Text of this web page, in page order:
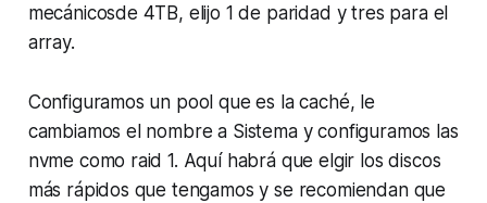
mecánicosde 4TB, elijo 1 de paridad y tres para el
array.
Configuramos un pool que es la caché, le
cambiamos el nombre a Sistema y configuramos las
nvme como raid 1. Aquí habrá que elgir los discos
más rápidos que tengamos y se recomiendan que